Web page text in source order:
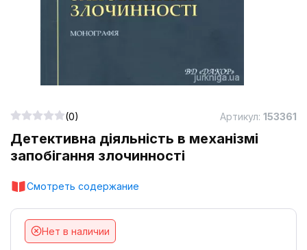
Детективна діяльність в механізмі
запобігання злочинності
Смотреть содержание
(0) Артикул: 153361
Нет в наличии